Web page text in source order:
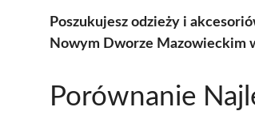
Poszukujesz odzieży i
Nowym Dworze Mazowieckim
Porównanie